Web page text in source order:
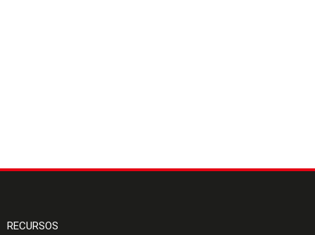
RECURSOS